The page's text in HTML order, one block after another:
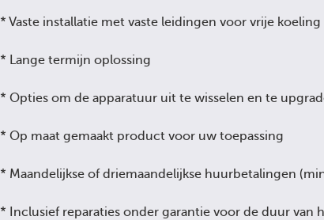
* Vaste installatie met vaste leidingen voor vrije
* Lange termijn oplossing
* Opties om de apparatuur uit te wisselen en te
* Op maat gemaakt product voor uw toepassing
* Maandelijkse of driemaandelijkse huurbetalingen
* Inclusief reparaties onder garantie voor de duur van